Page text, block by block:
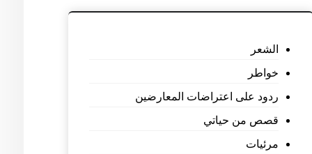
الشعر
خواطر
ردود على اعتراضات المعارضين
قصص من حياتي
مرئيات